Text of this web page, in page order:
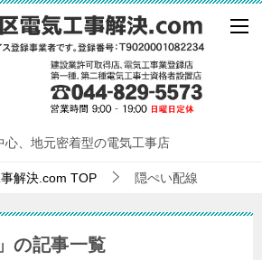
、地元密着型の電気工事店
解決.com TOP 隠ぺい配線
の記事一覧